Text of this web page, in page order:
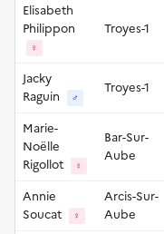
Elisabeth
Philippon
♀
Troyes-1
Jacky
Raguin
♂
Troyes-1
Marie-
Noëlle
Rigollot
♀
Bar-Sur-
Aube
Annie
Soucat
♀
Arcis-Sur-
Aube